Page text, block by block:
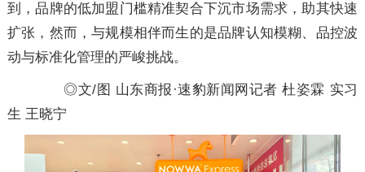
到，品牌的低加盟门槛精准契合下沉市场需求，助其快速
扩张，然而，与规模相伴而生的是品牌认知模糊、品控波
动与标准化管理的严峻挑战。
◎文/图 山东商报·速豹新闻网记者 杜姿霖 实习
生 王晓宁